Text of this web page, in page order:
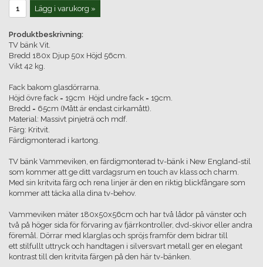
Lägg i varukorg »
Produktbeskrivning:
TV bänk Vit.
Bredd 180x Djup 50x Höjd 56cm.
Vikt 42 kg.
Fack bakom glasdörrarna.
Höjd övre fack = 19cm Höjd undre fack = 19cm.
Bredd = 65cm (Mått är endast cirkamått).
Material: Massivt pinjeträ och mdf.
Färg: Kritvit.
Färdigmonterad i kartong.
TV bänk Vammeviken, en färdigmonterad tv-bänk i New England-stil
som kommer att ge ditt vardagsrum en touch av klass och charm.
Med sin kritvita färg och rena linjer är den en riktig blickfångare som
kommer att täcka alla dina tv-behov.
Vammeviken mäter 180x50x56cm och har två lådor på vänster och
två på höger sida för förvaring av fjärrkontroller, dvd-skivor eller andra
föremål. Dörrar med klarglas och spröjs framför dem bidrar till
ett stilfullt uttryck och handtagen i silversvart metall ger en elegant
kontrast till den kritvita färgen på den här tv-bänken.